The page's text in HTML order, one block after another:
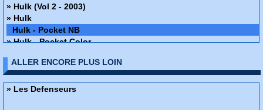
» Bomba (Pop Magazine)
» Camelot 3000
» Captain Action (Pop Magazine)
» Captain America - Serie 1
» Captain America Spécial
» Captain Carotte
» Captain Comète et Superman
» Hulk (Vol 2 - 2003)
» Hulk
Hulk - Pocket NB
» Hulk - Pocket Color
» Hulk HS
» Hulk Géant
» Hulk - Gamma
ALLER ENCORE PLUS LOIN
» Les Defenseurs